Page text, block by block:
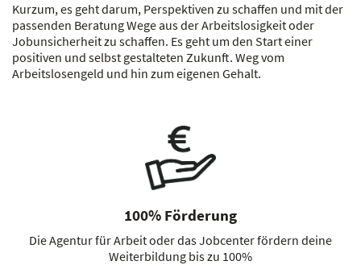
Kurzum, es geht darum, Perspektiven zu schaffen und mit der
passenden Beratung Wege aus der Arbeitslosigkeit oder
Jobunsicherheit zu schaffen. Es geht um den Start einer
positiven und selbst gestalteten Zukunft. Weg vom
Arbeitslosengeld und hin zum eigenen Gehalt.
100% Förderung
Die Agentur für Arbeit oder das Jobcenter fördern deine
Weiterbildung bis zu 100%